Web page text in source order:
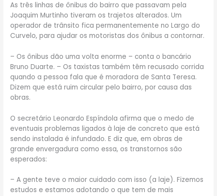
As três linhas de ônibus do bairro que passavam pela
Joaquim Murtinho tiveram os trajetos alterados. Um
operador de trânsito fica permanentemente no Largo do
Curvelo, para ajudar os motoristas dos ônibus a contornar.
– Os ônibus dão uma volta enorme – conta o bancário
Bruno Duarte. – Os taxistas também têm recusado corrida
quando a pessoa fala que é moradora de Santa Teresa.
Dizem que está ruim circular pelo bairro, por causa das
obras.
O secretário Leonardo Espíndola afirma que o medo de
eventuais problemas ligados à laje de concreto que está
sendo instalada é infundado. E diz que, em obras de
grande envergadura como essa, os transtornos são
esperados:
– A gente teve o maior cuidado com isso (a laje). Fizemos
estudos e estamos adotando o que tem de mais